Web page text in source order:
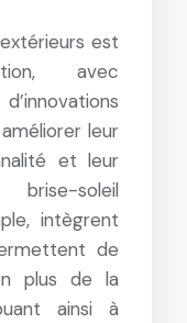
est
avec
leur
et leur
soleil
intègrent
de
plus de la
ainsi à